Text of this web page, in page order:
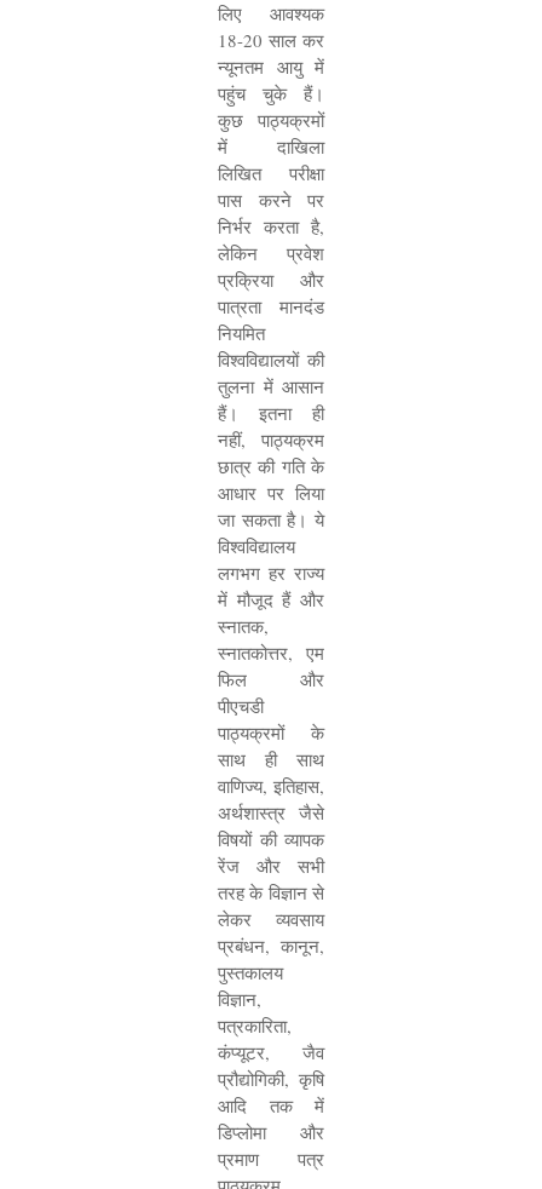
लिए आवश्यक
18-20 साल कर
न्यूनतम आयु में
पहुंच चुके हैं।
कुछ पाठ्यक्रमों
में दाखिला
लिखित परीक्षा
पास करने पर
निर्भर करता है,
लेकिन प्रवेश
प्रक्रिया और
पात्रता मानदंड
नियमित
विश्वविद्यालयों की
तुलना में आसान
हैं। इतना ही
नहीं, पाठ्यक्रम
छात्र की गति के
आधार पर लिया
जा सकता है। ये
विश्वविद्यालय
लगभग हर राज्य
में मौजूद हैं और
स्नातक,
स्नातकोत्तर, एम
फिल और
पीएचडी
पाठ्यक्रमों के
साथ ही साथ
वाणिज्य, इतिहास,
अर्थशास्त्र जैसे
विषयों की व्यापक
रेंज और सभी
तरह के विज्ञान से
लेकर व्यवसाय
प्रबंधन, कानून,
पुस्तकालय
विज्ञान,
पत्रकारिता,
कंप्यूटर, जैव
प्रौद्योगिकी, कृषि
आदि तक में
डिप्लोमा और
प्रमाण पत्र